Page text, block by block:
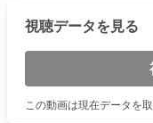
視聴データを見る
この動画は現在データを